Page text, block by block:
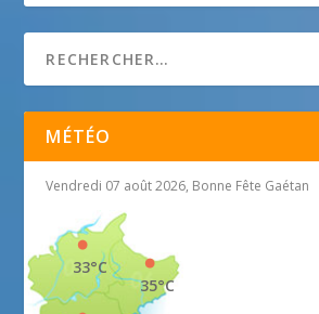
MÉTÉO
Vendredi 07 août 2026, Bonne Fête Gaétan
35°C
33°C